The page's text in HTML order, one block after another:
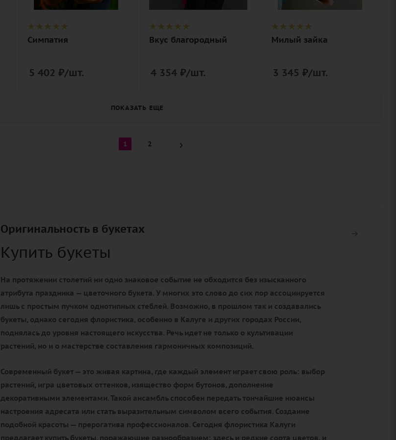
дизайнерская
упаковка
Симпатия
5 402 ₽/шт.
эвкалипт,
дизайнерская
упаковка
Вкус благородный
4 354 ₽/шт.
гортензия,
лента
Милый зайка
3 345 ₽/шт.
ПОКАЗАТЬ ЕЩЕ
1 2
Оригинальность в букетах
Купить букеты
На протяжении столетий ни одно знаковое событие не обходится без изысканного
атрибута праздника — цветочного букета. У многих это слово до сих пор ассоциируется
лишь с простым пучком однотипных стеблей. Возможно, в прошлом так и создавались
букеты, однако сегодня флористика, особенно в Калуге и других городах России,
поднялась до уровня настоящего искусства. Речь идет не только о культивации
растений, но и о мастерстве составления гармоничных композиций.
Современный букет — это живая картина, где каждый элемент играет свою роль: выбор
растений, игра цветовых оттенков, изящество форм бутонов, дополнение
декоративными элементами. Такой ансамбль способен передать тончайшие нюансы
настроения адресата или стать выразительным символом всего события. Создание
подобной красоты — прерогатива профессионалов. Сегодня флористика Калуги
предлагает купить букеты, поражающие разнообразием: здесь и редкие сорта цветов, и